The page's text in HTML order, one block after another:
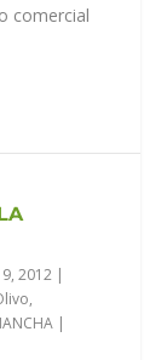
comercial
2012 |
,
|